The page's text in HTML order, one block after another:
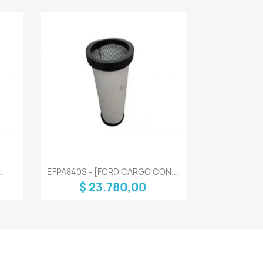
 Vista rápida
EFPA840S - [FORD CARGO CON...
$ 23.780,00